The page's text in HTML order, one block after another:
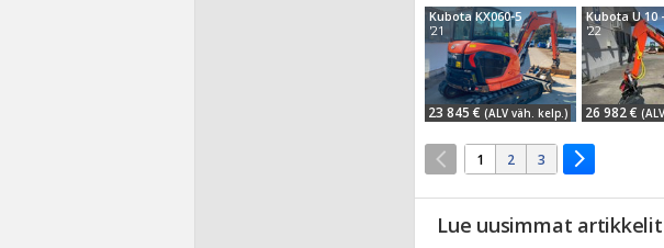
Kubota KX060-5
'21
23 845 € (ALV väh. kelp.)
'22
26 982 €
1 2 3
Lue uusimmat